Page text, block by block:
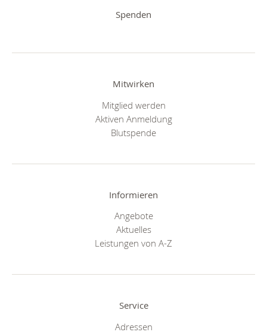
Spenden
Mitwirken
Mitglied werden
Aktiven Anmeldung
Blutspende
Informieren
Angebote
Aktuelles
Leistungen von A-Z
Service
Adressen